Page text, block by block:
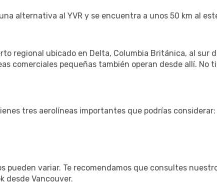
alternativa al YVR y se encuentra a unos 50 km al
regional ubicado en Delta, Columbia Británica, al sur
comerciales pequeñas también operan desde allí. No
tres aerolíneas importantes que podrías considerar:
pueden variar. Te recomendamos que consultes
desde Vancouver.